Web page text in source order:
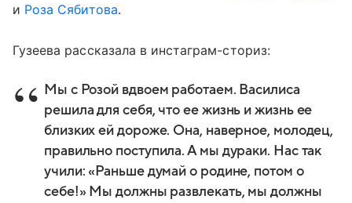
и Роза Сябитова.
Гузеева рассказала в инстаграм-сториз:
Мы с Розой вдвоем работаем. Василиса
решила для себя, что ее жизнь и жизнь ее
близких ей дороже. Она, наверное, молодец,
правильно поступила. А мы дураки. Нас так
учили: «Раньше думай о родине, потом о
себе!» Мы должны развлекать, мы должны